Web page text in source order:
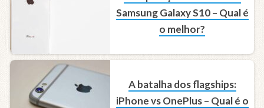
Samsung Galaxy S10 – Qual é
o melhor?
A batalha dos flagships:
iPhone vs OnePlus – Qual é o